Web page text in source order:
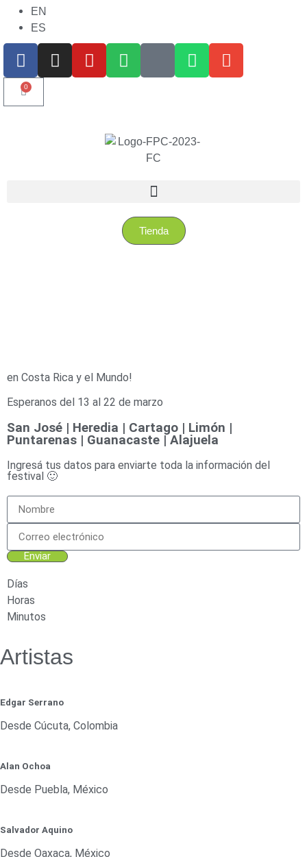
EN
ES
0
Tienda
en Costa Rica y el Mundo!
Esperanos del 13 al 22 de marzo
San José | Heredia | Cartago | Limón |
Puntarenas | Guanacaste | Alajuela
Ingresá tus datos para enviarte toda la información del
festival 🙂
Enviar
Días
Horas
Minutos
Artistas
Edgar Serrano
Desde Cúcuta, Colombia
Alan Ochoa
Desde Puebla, México
Salvador Aquino
Desde Oaxaca, México